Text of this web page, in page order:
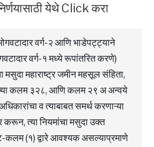
येथे Click करा
वर्ग-२ आणि भाडेपट्ट्याने
वर्ग-१ मध्ये रूपांतरित करणे)
मसुदा महाराष्ट्र जमीन महसूल संहिता,
कलम ३२८, आणि कलम २९ अ अन्वये
व त्याबाबत समर्थ करणाऱ्या
करून, त्या नियमांचा मसुदा उक्त
कलम (१) द्वारे आवश्यक असल्याप्रमाणे